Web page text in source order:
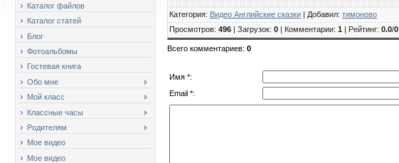
Каталог файлов
Каталог статей
Блог
Фотоальбомы
Гостевая книга
Обо мне
Мой класс
Классные часы
Родителям
Мое видео
Мое видео
Категория: Видео Английские сказки | Добавил: тимоново
Просмотров: 496 | Загрузок: 0 | Комментарии: 1 | Рейтинг: 0.0/0
Всего комментариев: 0
Имя *:
Email *: